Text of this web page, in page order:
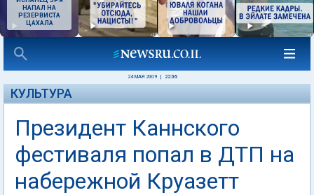
НАПАЛ НА
РЕЗЕРВИСТА
ЦАХАЛА
24 МАЯ 2009 22:06
КУЛЬТУРА
Президент Каннского
фестиваля попал в ДТП на
набережной Круазетт